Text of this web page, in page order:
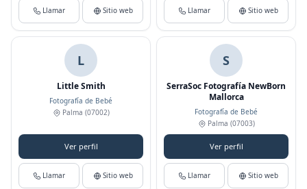
Llamar Sitio web Llamar Sitio web
L
Little Smith
Fotografía de Bebé
Palma (07002)
Ver perfil
Llamar Sitio web
S
SerraSoc Fotografía NewBorn
Mallorca
Fotografía de Bebé
Palma (07003)
Ver perfil
Llamar Sitio web